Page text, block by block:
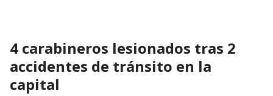
4 carabineros lesionados tras 2
accidentes de tránsito en la
capital